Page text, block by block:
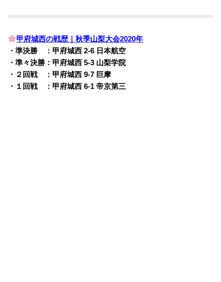
甲府城西の戦歴｜秋季山梨大会2020年
・準決勝 ：甲府城西 2-6 日本航空
・準々決勝：甲府城西 5-3 山梨学院
・２回戦 ：甲府城西 9-7 巨摩
・１回戦 ：甲府城西 6-1 帝京第三